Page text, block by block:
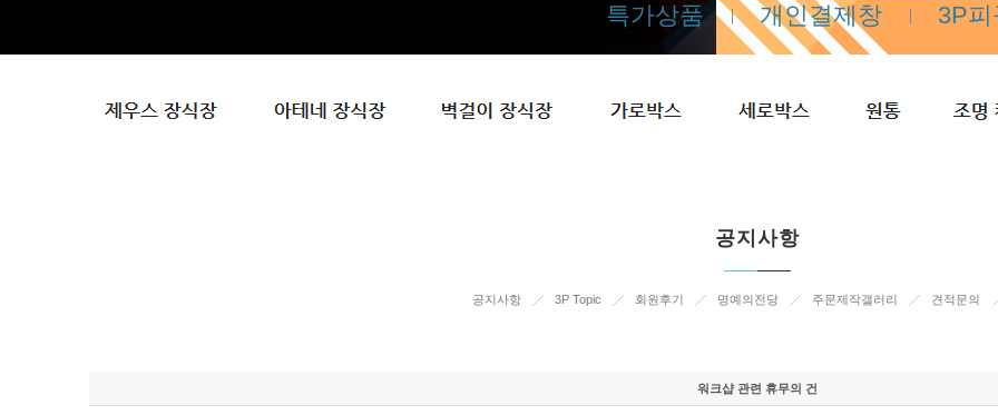
특가상품 개인결제창 3P
공지사항
공지사항 3P Topic 회원후기 명예의전당 주문제작갤러리 견적문의
워크샵 관련 휴무의 건